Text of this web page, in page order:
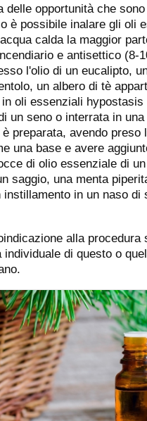
delle opportunità che
è possibile inalare gli oli
calda la maggior
e antisettico (8-
l'olio di un eucalipto,
un albero di tè
oli essenziali hypostasis
un seno o interrata in
preparata, avendo preso
una base e avere
di olio essenziale di
saggio, una menta
instillamento in un naso di
alla procedura
individuale di questo o